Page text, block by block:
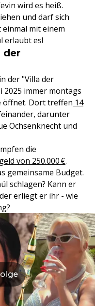
wird es heiß.
und darf sich
mit einem
erlaubt es!
der
der "Villa der
2025 immer montags
öffnet. Dort treffen 14
darunter
Ochsenknecht und
die
von 250.000 €.
gemeinsame Budget.
schlagen? Kann er
erliegt er ihr - wie